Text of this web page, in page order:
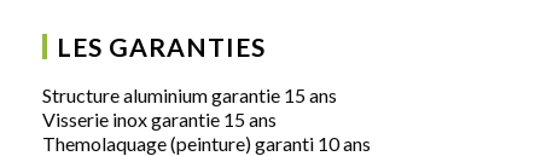
LES GARANTIES
Structure aluminium garantie 15 ans
Visserie inox garantie 15 ans
Themolaquage (peinture) garanti 10 ans